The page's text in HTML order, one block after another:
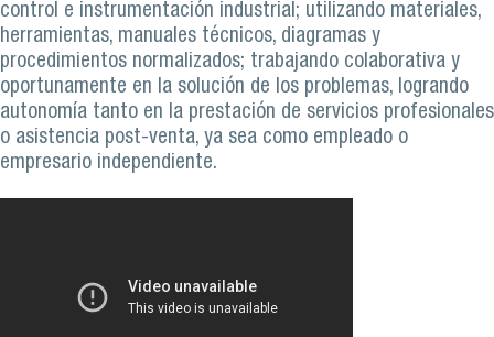
control e instrumentación industrial; utilizando materiales,
herramientas, manuales técnicos, diagramas y
procedimientos normalizados; trabajando colaborativa y
oportunamente en la solución de los problemas, logrando
autonomía tanto en la prestación de servicios profesionales
o asistencia post-venta, ya sea como empleado o
empresario independiente.